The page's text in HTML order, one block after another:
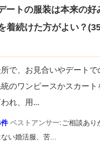
ートの服装は本来の好
着続けた方がよい？
で、お見合いやデートで
のワンピースかスカート
れ、用 ...
ベストアンサー:ご相談あり
い婚活服、苦...